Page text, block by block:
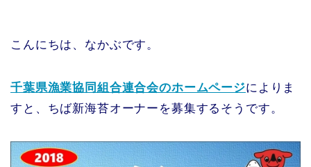
こんにちは、なかぶです。
千葉県漁業協同組合連合会のホームページによりま
すと、ちば新海苔オーナーを募集するそうです。